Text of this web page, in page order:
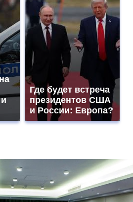
Где будет встреча
президентов США
и России: Европа?